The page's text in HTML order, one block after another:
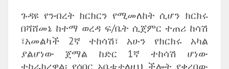
ጉዳዩ የንብረት ክርክርን የሚመለከት ሲሆን ክርክሩ
በሻሸመኔ ከተማ ወረዳ ፍ/ቤት ሲጀምር ተጠሪ ከሳሽ
፣አመልካች 2ኛ ተከሳሽ፣ አሁን የክርክሩ አካል
ያልሆነው ጀማል ከድር 1ኛ ተከሳሽ ሆነው
ተከራክረዋል፡ የሰበር አቤቱታለዚህ ችሎት የቀረበው